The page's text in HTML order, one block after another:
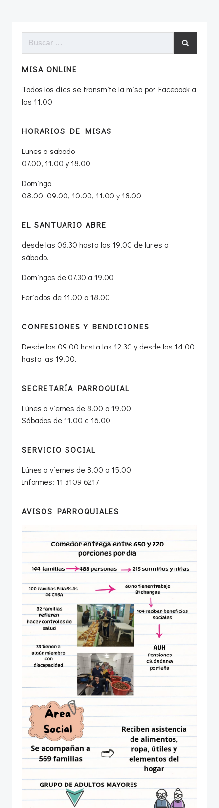
entradas entradas
Buscar:
MISA ONLINE
Todos los días se transmite la misa por Facebook a
las 11.00
HORARIOS DE MISAS
Lunes a sabado
07.00, 11.00 y 18.00
Domingo
08.00, 09.00, 10.00, 11.00 y 18.00
EL SANTUARIO ABRE
desde las 06.30 hasta las 19.00 de lunes a
sábado.
Domingos de 07.30 a 19.00
Feriados de 11.00 a 18.00
CONFESIONES Y BENDICIONES
Desde las 09.00 hasta las 12.30 y desde las 14.00
hasta las 19.00.
SECRETARÍA PARROQUIAL
Lúnes a viernes de 8.00 a 19.00
Sábados de 11.00 a 16.00
SERVICIO SOCIAL
Lúnes a viernes de 8.00 a 15.00
Informes: 11 3109 6217
AVISOS PARROQUIALES